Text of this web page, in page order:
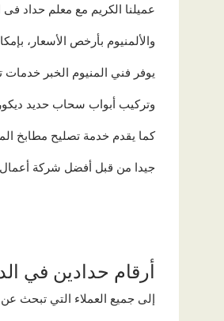
عميلنا الكريم مع معلم حداد
والألمنيوم بأرخص الأسعار،
يوفر فني المنيوم الخبر خدمات
وتركيب أبواب سحاب حديد
كما يقدم خدمة تصليح مطابخ
جيدا من قبل أفضل شركة أعمال
أرقام حدادين في
إلى جميع العملاء التي تبحث